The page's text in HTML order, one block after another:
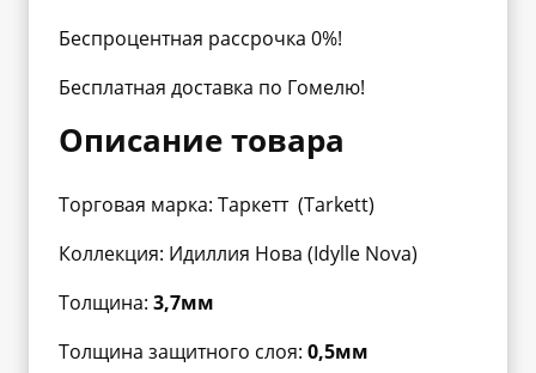
Беспроцентная рассрочка 0%!
Бесплатная доставка по Гомелю!
Описание товара
Торговая марка: Таркетт (Tarkett)
Коллекция: Идиллия Нова (Idylle Nova)
Толщина: 3,7мм
Толщина защитного слоя: 0,5мм